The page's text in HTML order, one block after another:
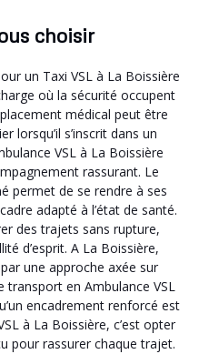
choisir
un Taxi VSL à La Boissière
où la sécurité occupent
médical peut être
lorsqu’il s’inscrit dans un
VSL à La Boissière
rassurant. Le
permet de se rendre à ses
adapté à l’état de santé.
des trajets sans rupture,
d’esprit. A La Boissière,
une approche axée sur
transport en Ambulance VSL
encadrement renforcé est
à La Boissière, c’est opter
pour rassurer chaque trajet.